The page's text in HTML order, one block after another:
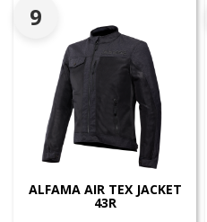
9
ALFAMA AIR TEX JACKET
43R